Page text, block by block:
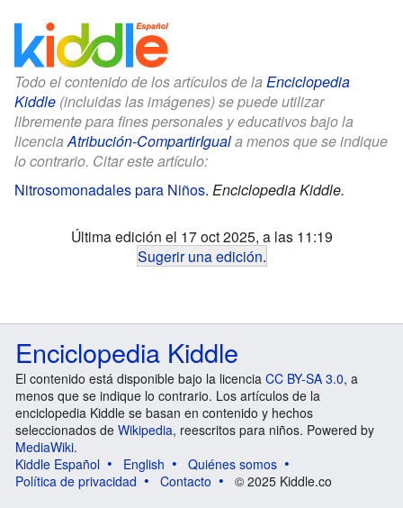
Todo el contenido de los artículos de la Enciclopedia
Kiddle (incluidas las imágenes) se puede utilizar
libremente para fines personales y educativos bajo la
licenciaAtribución-CompartirIguala menos que se indique
lo contrario. Citar este artículo:
Nitrosomonadales para Niños. Enciclopedia Kiddle.
Última edición el 17 oct 2025, a las 11:19
Sugerir una edición.
Enciclopedia Kiddle
El contenido está disponible bajo la licencia CC BY-SA 3.0, a
menos que se indique lo contrario. Los artículos de la
enciclopedia Kiddle se basan en contenido y hechos
seleccionados de Wikipedia, reescritos para niños. Powered by
MediaWiki.
Kiddle Español
English
Quiénes somos
Política de privacidad
Contacto © 2025 Kiddle.co